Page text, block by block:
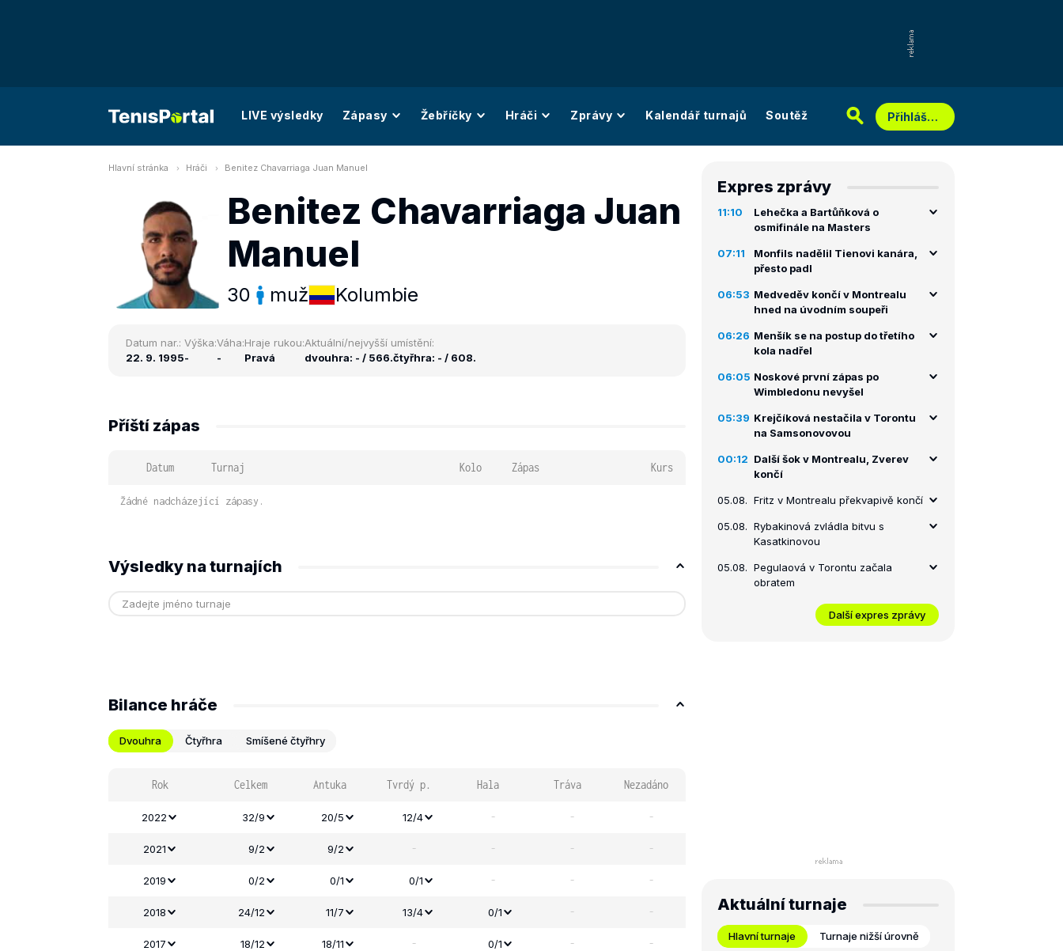
LIVE výsledky Zápasy Žebříčky Hráči Zprávy Kalendář turnajů Soutěž Přihlášení
Hlavní stránka Hráči Benitez Chavarriaga Juan Manuel
Benitez Chavarriaga Juan
Manuel
30 muž Kolumbie
Datum nar.:
22. 9. 1995
Výška:
-
Váha:
-
Hraje rukou:
Pravá
Aktuální/nejvyšší umístění:
dvouhra: - / 566.čtyřhra: - / 608.
Příští zápas
Datum Turnaj Kolo Zápas Kurs
Žádné nadcházející zápasy.
Výsledky na turnajích
Bilance hráče
Dvouhra Čtyřhra Smíšené čtyřhry
Rok Celkem Antuka Tvrdý p. Hala Tráva Nezadáno
2022 32/9 20/5 12/4 - - -
2021 9/2 9/2 - - - -
2019 0/2 0/1 0/1 - - -
2018 24/12 11/7 13/4 0/1 - -
2017 18/12 18/11 - 0/1 - -
Expres zprávy
11:10
Lehečka a Bartůňková o
osmifinále na Masters
07:11
Monfils nadělil Tienovi kanára,
přesto padl
06:53 Medveděv končí v Montrealu
hned na úvodním soupeři
06:26 Menšík se na postup do třetího
kola nadřel
06:05 Noskové první zápas po
Wimbledonu nevyšel
05:39 Krejčíková nestačila v Torontu
na Samsonovovou
00:12 Další šok v Montrealu, Zverev
končí
05.08. Fritz v Montrealu překvapivě končí
05.08. Rybakinová zvládla bitvu s
Kasatkinovou
05.08. Pegulaová v Torontu začala
obratem
Další expres zprávy
Aktuální turnaje
Hlavní turnaje Turnaje nižší úrovně